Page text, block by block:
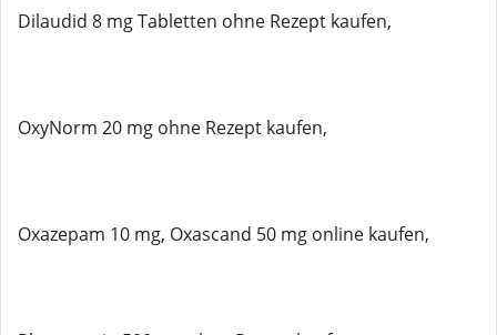
Dilaudid 8 mg Tabletten ohne Rezept kaufen,
OxyNorm 20 mg ohne Rezept kaufen,
Oxazepam 10 mg, Oxascand 50 mg online kaufen,